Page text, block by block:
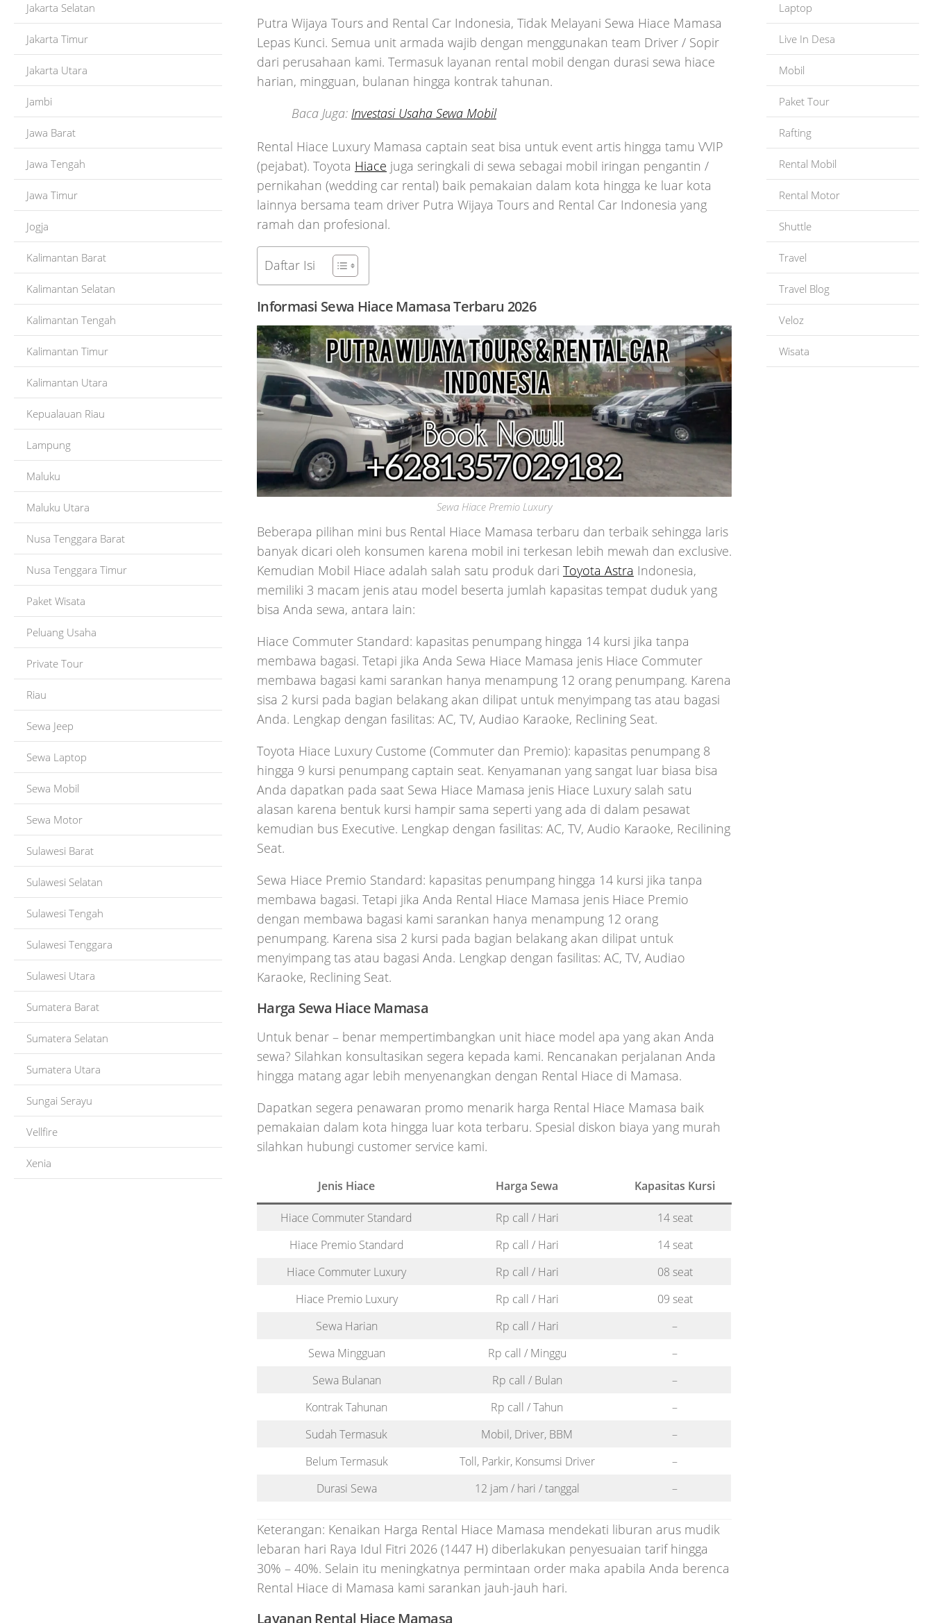
Putra Wijaya Tours and Rental Car Indonesia, Tidak Melayani Sewa Hiace Mamasa
Lepas Kunci. Semua unit armada wajib dengan menggunakan team Driver / Sopir
dari perusahaan kami. Termasuk layanan rental mobil dengan durasi sewa hiace
harian, mingguan, bulanan hingga kontrak tahunan.
Baca Juga: Investasi Usaha Sewa Mobil
Rental Hiace Luxury Mamasa captain seat bisa untuk event artis hingga tamu VVIP
(pejabat). Toyota Hiace juga seringkali di sewa sebagai mobil iringan pengantin /
pernikahan (wedding car rental) baik pemakaian dalam kota hingga ke luar kota
lainnya bersama team driver Putra Wijaya Tours and Rental Car Indonesia yang
ramah dan profesional.
Daftar Isi
Informasi Sewa Hiace Mamasa Terbaru 2026
Sewa Hiace Premio Luxury
Beberapa pilihan mini bus Rental Hiace Mamasa terbaru dan terbaik sehingga laris
banyak dicari oleh konsumen karena mobil ini terkesan lebih mewah dan exclusive.
Kemudian Mobil Hiace adalah salah satu produk dari Toyota Astra Indonesia,
memiliki 3 macam jenis atau model beserta jumlah kapasitas tempat duduk yang
bisa Anda sewa, antara lain:
Hiace Commuter Standard: kapasitas penumpang hingga 14 kursi jika tanpa
membawa bagasi. Tetapi jika Anda Sewa Hiace Mamasa jenis Hiace Commuter
membawa bagasi kami sarankan hanya menampung 12 orang penumpang. Karena
sisa 2 kursi pada bagian belakang akan dilipat untuk menyimpang tas atau bagasi
Anda. Lengkap dengan fasilitas: AC, TV, Audiao Karaoke, Reclining Seat.
Toyota Hiace Luxury Custome (Commuter dan Premio): kapasitas penumpang 8
hingga 9 kursi penumpang captain seat. Kenyamanan yang sangat luar biasa bisa
Anda dapatkan pada saat Sewa Hiace Mamasa jenis Hiace Luxury salah satu
alasan karena bentuk kursi hampir sama seperti yang ada di dalam pesawat
kemudian bus Executive. Lengkap dengan fasilitas: AC, TV, Audio Karaoke, Recilining
Seat.
Sewa Hiace Premio Standard: kapasitas penumpang hingga 14 kursi jika tanpa
membawa bagasi. Tetapi jika Anda Rental Hiace Mamasa jenis Hiace Premio
dengan membawa bagasi kami sarankan hanya menampung 12 orang
penumpang. Karena sisa 2 kursi pada bagian belakang akan dilipat untuk
menyimpang tas atau bagasi Anda. Lengkap dengan fasilitas: AC, TV, Audiao
Karaoke, Reclining Seat.
Harga Sewa Hiace Mamasa
Untuk benar – benar mempertimbangkan unit hiace model apa yang akan Anda
sewa? Silahkan konsultasikan segera kepada kami. Rencanakan perjalanan Anda
hingga matang agar lebih menyenangkan dengan Rental Hiace di Mamasa.
Dapatkan segera penawaran promo menarik harga Rental Hiace Mamasa baik
pemakaian dalam kota hingga luar kota terbaru. Spesial diskon biaya yang murah
silahkan hubungi customer service kami.
Jenis Hiace Harga Sewa Kapasitas Kursi
Hiace Commuter Standard Rp call / Hari
14 seat
Hiace Premio Standard
Rp call / Hari
14 seat
Hiace Commuter Luxury
Rp call / Hari
08 seat
Hiace Premio Luxury
Rp call / Hari
09 seat
Sewa Harian
Rp call / Hari
–
Sewa Mingguan
Rp call / Minggu
–
Sewa Bulanan
Rp call / Bulan
–
Kontrak Tahunan
Rp call / Tahun
–
Sudah Termasuk
Mobil, Driver, BBM
–
Belum Termasuk
Toll, Parkir, Konsumsi Driver
–
Durasi Sewa
12 jam / hari / tanggal –
Keterangan: Kenaikan Harga Rental Hiace Mamasa mendekati liburan arus mudik
lebaran hari Raya Idul Fitri 2026 (1447 H) diberlakukan penyesuaian tarif hingga
30% – 40%. Selain itu meningkatnya permintaan order maka apabila Anda berenca
Rental Hiace di Mamasa kami sarankan jauh-jauh hari.
Layanan Rental Hiace Mamasa
Jakarta Selatan
Jakarta Timur
Jakarta Utara
Jambi
Jawa Barat
Jawa Tengah
Jawa Timur
Jogja
Kalimantan Barat
Kalimantan Selatan
Kalimantan Tengah
Kalimantan Timur
Kalimantan Utara
Kepualauan Riau
Lampung
Maluku
Maluku Utara
Nusa Tenggara Barat
Nusa Tenggara Timur
Paket Wisata
Peluang Usaha
Private Tour
Riau
Sewa Jeep
Sewa Laptop
Sewa Mobil
Sewa Motor
Sulawesi Barat
Sulawesi Selatan
Sulawesi Tengah
Sulawesi Tenggara
Sulawesi Utara
Sumatera Barat
Sumatera Selatan
Sumatera Utara
Sungai Serayu
Vellfire
Xenia
Laptop
Live In Desa
Mobil
Paket Tour
Rafting
Rental Mobil
Rental Motor
Shuttle
Travel
Travel Blog
Veloz
Wisata